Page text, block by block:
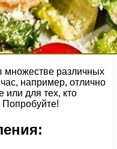
множестве различных
например, отлично
или для тех, кто
Попробуйте!